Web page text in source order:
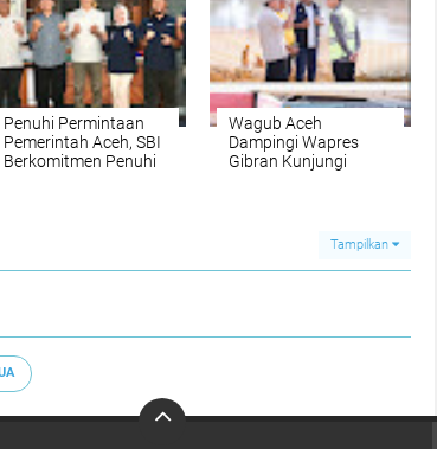
Karakter Siswa
Sekolah Rakyat
Penuhi Permintaan
Pemerintah Aceh, SBI
Berkomitmen Penuhi
Wagub Aceh
Dampingi Wapres
Gibran Kunjungi
Tampilkan